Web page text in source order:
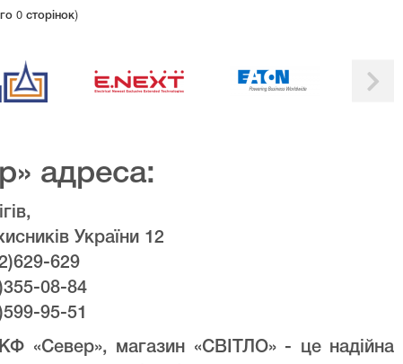
0 сторінок)
адреса:
України 12
629
08-84
95-51
«Север», магазин «СВІТЛО» - це надійна